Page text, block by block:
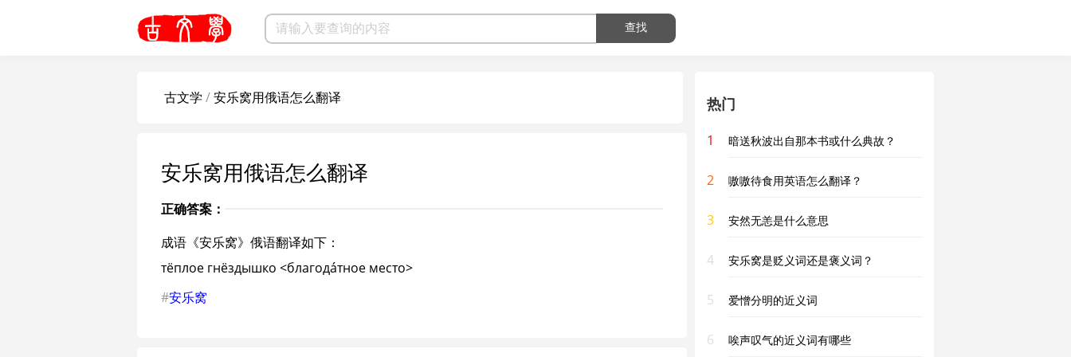
查找
古文学 /安乐窝用俄语怎么翻译
安乐窝用俄语怎么翻译
正确答案：
成语《安乐窝》俄语翻译如下：
тёплое гнёздышко <благодáтное место>
#安乐窝
热门
1 暗送秋波出自那本书或什么典故？
2 嗷嗷待食用英语怎么翻译？
3 安然无恙是什么意思
4 安乐窝是贬义词还是褒义词？
5 爱憎分明的近义词
6 唉声叹气的近义词有哪些